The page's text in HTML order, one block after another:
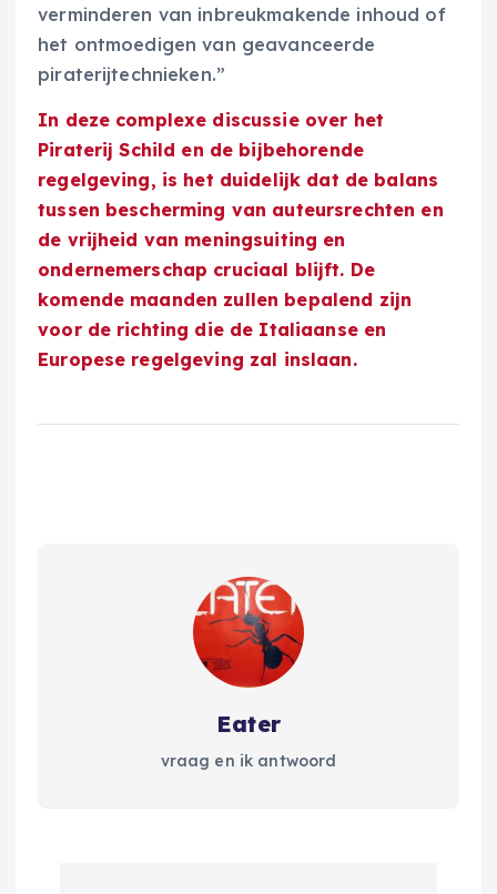
verminderen van inbreukmakende inhoud of
het ontmoedigen van geavanceerde
piraterijtechnieken.”
In deze complexe discussie over het
Piraterij Schild en de bijbehorende
regelgeving, is het duidelijk dat de balans
tussen bescherming van auteursrechten en
de vrijheid van meningsuiting en
ondernemerschap cruciaal blijft. De
komende maanden zullen bepalend zijn
voor de richting die de Italiaanse en
Europese regelgeving zal inslaan.
Eater
vraag en ik antwoord